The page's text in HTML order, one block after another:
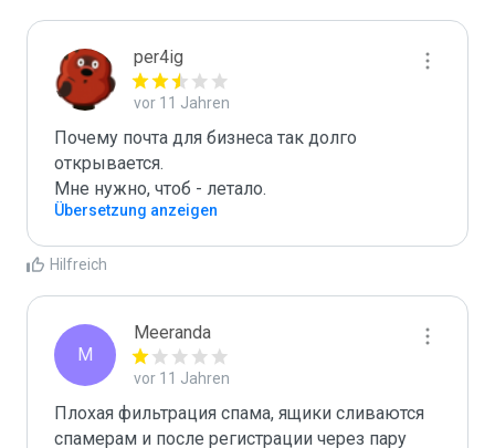
per4ig
vor 11 Jahren
Почему почта для бизнеса так долго
открывается.
Мне нужно, чтоб - летало.
Übersetzung anzeigen
Hilfreich
M
Meeranda
vor 11 Jahren
Плохая фильтрация спама, ящики сливаются
спамерам и после регистрации через пару